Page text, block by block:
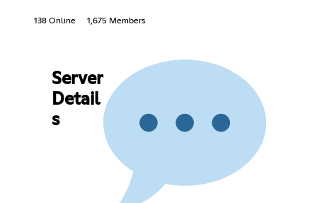
138 Online 1,675 Members
Server
Detail
s